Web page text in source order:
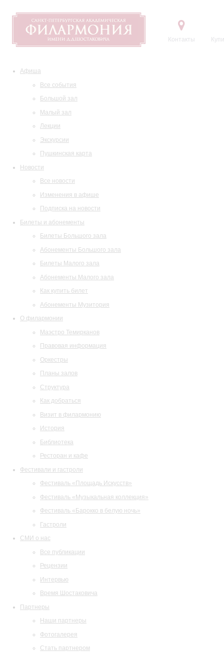
Контакты
Афиша
Все события
Большой зал
Малый зал
Лекции
Экскурсии
Пушкинская карта
Новости
Все новости
Изменения в афише
Подписка на новости
Билеты и абонементы
Билеты Большого зала
Абонементы Большого зала
Билеты Малого зала
Абонементы Малого зала
Как купить билет
Абонементы Музитория
О филармонии
Маэстро Темирканов
Правовая информация
Оркестры
Планы залов
Структура
Как добраться
Визит в филармонию
История
Библиотека
Ресторан и кафе
Фестивали и гастроли
Фестиваль «Площадь Искусств»
Фестиваль «Музыкальная коллекция»
Фестиваль «Барокко в белую ночь»
Гастроли
СМИ о нас
Все публикации
Рецензии
Интервью
Время Шостаковича
Партнеры
Наши партнеры
Фотогалерея
Стать партнером